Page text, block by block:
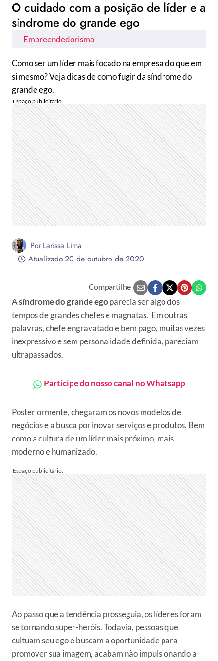
O cuidado com a posição de líder e a
síndrome do grande ego
Empreendedorismo
Como ser um líder mais focado na empresa do que em
si mesmo? Veja dicas de como fugir da síndrome do
grande ego.
PorLarissa Lima
Atualizado20 de outubro de 2020
Compartilhe
Asíndrome do grande ego parecia ser algo dos
tempos de grandes chefes e magnatas. Em outras
palavras, chefe engravatado e bem pago, muitas vezes
inexpressivo e sem personalidade definida, pareciam
ultrapassados.
Participe do nosso canal no Whatsapp
Posteriormente, chegaram os novos modelos de
negócios e a busca por inovar serviços e produtos. Bem
como a cultura de um líder mais próximo, mais
moderno e humanizado.
Ao passo que a tendência prosseguia, os líderes foram
se tornando super-heróis. Todavia, pessoas que
cultuam seu ego e buscam a oportunidade para
promover sua imagem, acabam não impulsionando a